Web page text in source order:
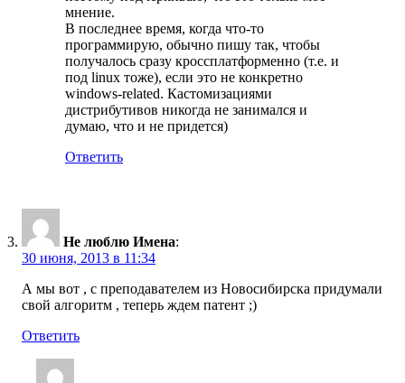
мнение.
В последнее время, когда что-то
программирую, обычно пишу так, чтобы
получалось сразу кроссплатформенно (т.е. и
под linux тоже), если это не конкретно
windows-related. Кастомизациями
дистрибутивов никогда не занимался и
думаю, что и не придется)
Ответить
Не люблю Имена:
30 июня, 2013 в 11:34
А мы вот , с преподавателем из Новосибирска придумали
свой алгоритм , теперь ждем патент ;)
Ответить